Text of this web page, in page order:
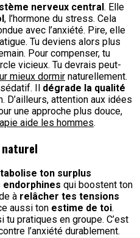
nerveux central. Elle
, l’hormone du stress. Cela
avec l’anxiété. Pire, elle
Tu deviens alors plus
Pour compenser, tu
vicieux. Tu devrais peut-
mieux dormir naturellement.
Il dégrade la qualité
D’ailleurs, attention aux idées
une approche plus douce,
aide les hommes.
ton surplus
endorphines qui boostent ton
à relâcher tes tensions
aussi ton estime de toi.
tu pratiques en groupe. C’est
l’anxiété durablement.